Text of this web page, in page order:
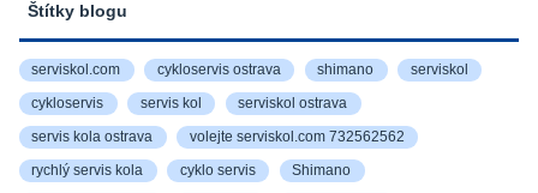
Štítky blogu
serviskol.com cykloservis ostrava shimano serviskol
cykloservis servis kol serviskol ostrava
servis kola ostrava volejte serviskol.com 732562562
rychlý servis kola cyklo servis Shimano